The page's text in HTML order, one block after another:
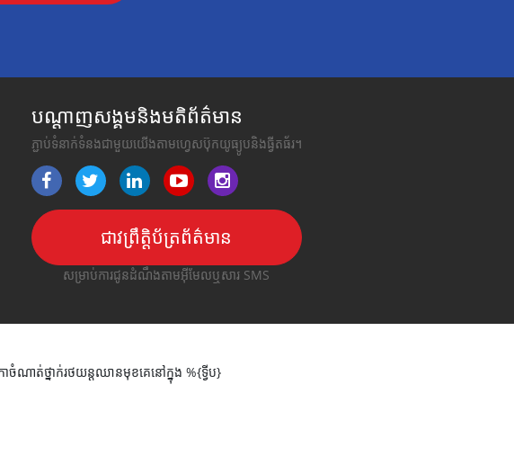
បណ្តាញសង្គមនិងមតិព័ត៌មាន
ភ្ជាប់ទំនាក់ទំនងជាមួយយើងតាមហ្វេសប៊ុកយូធ្យូបនិងធ្វីតធ័រ។
ជាវព្រឹត្តិប័ត្រព័ត៌មាន
សម្រាប់ការជូនដំណឹងតាមអ៊ីមែលឬសារ SMS
ាចំណាត់ថ្នាក់រថយន្តឈានមុខគេនៅក្នុង %{ទ្វីប}